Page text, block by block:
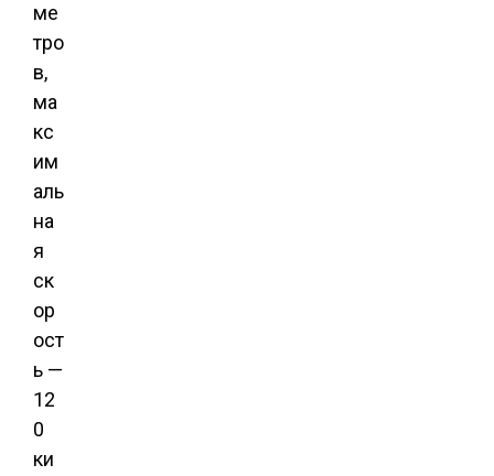
ме
тро
в,
ма
кс
им
аль
на
я
ск
ор
ост
ь —
12
0
ки